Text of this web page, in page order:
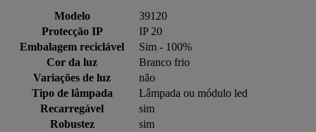
Modelo
39120
Protecção IP
IP 20
Embalagem reciclável
Sim - 100%
Cor da luz
Branco frio
Variações de luz
não
Tipo de lâmpada
Lâmpada ou módulo led
Recarregável
sim
Robustez
sim